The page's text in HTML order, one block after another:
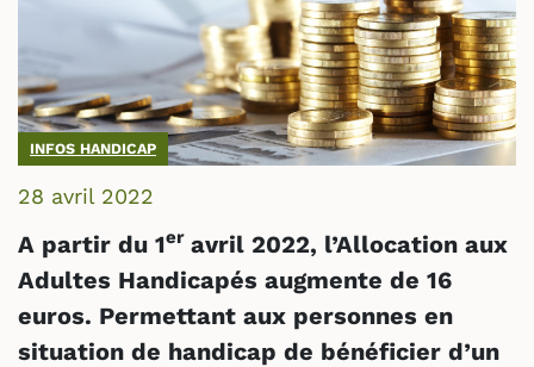
INFOS HANDICAP
28 avril 2022
A partir du 1eravril 2022, l’Allocation aux
Adultes Handicapés augmente de 16
euros. Permettant aux personnes en
situation de handicap de bénéficier d’un